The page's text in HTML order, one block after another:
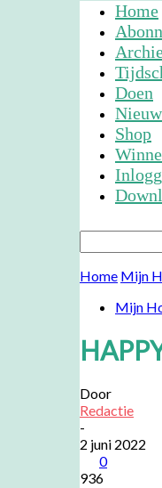
Home
Doen
Shop
Home Mijn
Mijn
Door
Redactie
-
2 juni 2022
0
936